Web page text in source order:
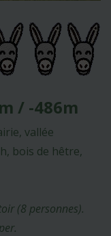
/ -486m
vallée
bois de hêtre,
(8 personnes).